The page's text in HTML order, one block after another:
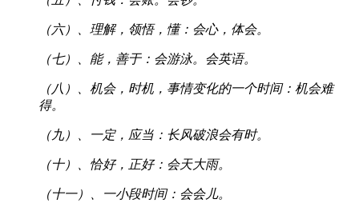
（六）、理解，领悟，懂：会心，体会。
（七）、能，善于：会游泳。会英语。
（八）、机会，时机，事情变化的一个时间：机会难
得。
（九）、一定，应当：长风破浪会有时。
（十）、恰好，正好：会天大雨。
（十一）、一小段时间：会会儿。